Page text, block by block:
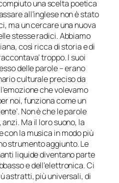
una scelta poetica
all’inglese non è stato
ma un cercare una nuova
stesse radici. Abbiamo
così ricca di storia e di
troppo. I suoi
delle parole – erano
culturale preciso da
che volevamo
noi, funziona come un
Non è che le parole
Ma il loro suono, la
la musica in modo più
strumento aggiunto. Le
liquide diventano parte
e dell’elettronica. Ci
astratti, più universali, di